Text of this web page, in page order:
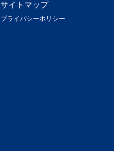
サイトマップ
プライバシーポリシー